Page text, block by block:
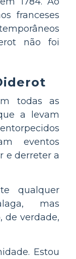
franceses
não foi
todas as
a levam
eventos
e derreter a
qualquer
mas
de verdade,
Estou